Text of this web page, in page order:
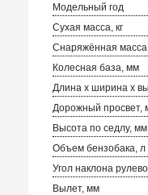
Модельный год
Сухая масса, кг
Снаряжённая масса,
Колесная база, мм
Длина х ширина х
Дорожный просвет,
Высота по седлу, мм
Объем бензобака, л
Угол наклона
Вылет, мм